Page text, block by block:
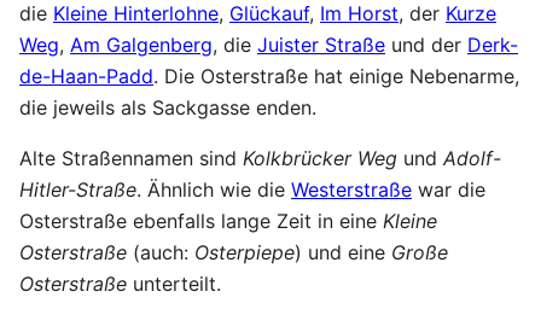
die Kleine Hinterlohne, Glückauf, Im Horst, der Kurze
Weg, Am Galgenberg, die Juister Straße und der Derk-
de-Haan-Padd. Die Osterstraße hat einige Nebenarme,
die jeweils als Sackgasse enden.
Alte Straßennamen sind Kolkbrücker Weg und Adolf-
Hitler-Straße. Ähnlich wie die Westerstraße war die
Osterstraße ebenfalls lange Zeit in eine Kleine
Osterstraße (auch: Osterpiepe) und eine Große
Osterstraße unterteilt.